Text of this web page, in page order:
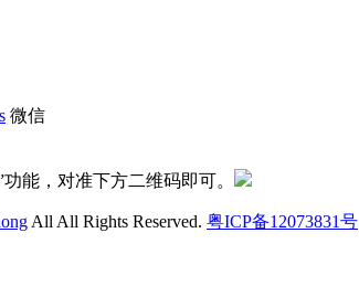
微信
能，对准下方二维码即可。
All All Rights Reserved. 粤ICP备12073831号